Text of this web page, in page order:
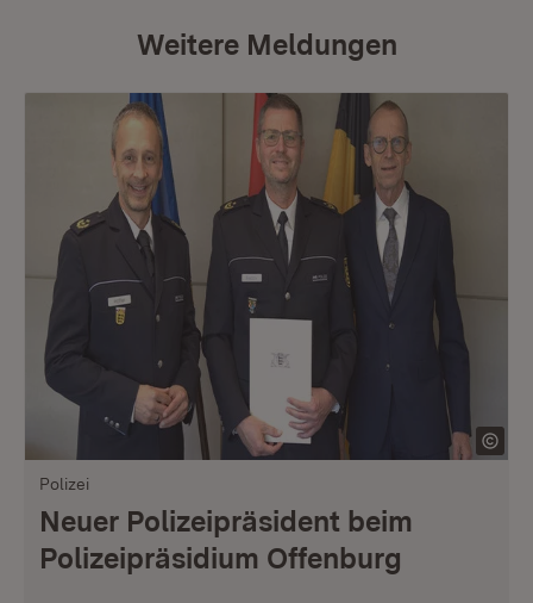
Weitere Meldungen
Polizei
Neuer Polizeipräsident beim
Polizeipräsidium Offenburg